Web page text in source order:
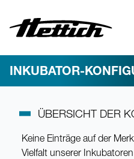
INKUBATOR-
ÜBERSICHT DER
Keine Einträge auf der
Vielfalt unserer